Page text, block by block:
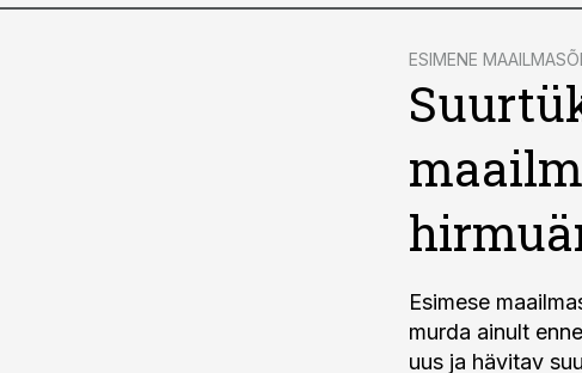
ESIMENE
Esimese
murda ainult
uus ja hävitav